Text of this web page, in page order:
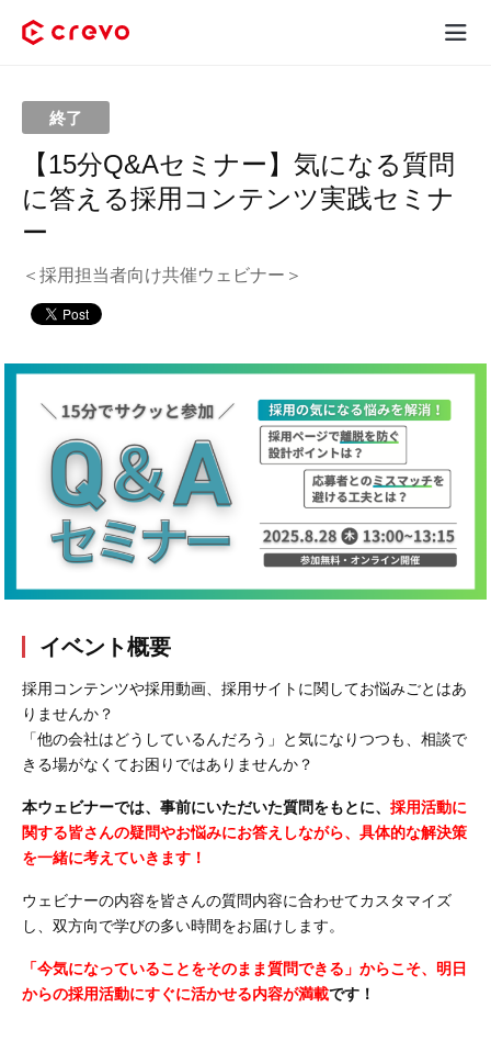
採用コンテンツ制作
サービス
制作実績
料金
お客様の声
お役立ち情報
会社概要
採用情報
- 動画に関するご相談はこちら -
お問合わせ・無料見積もり
資料ダウンロード
終了
【15分Q&Aセミナー】気になる質問
に答える採用コンテンツ実践セミナ
ー
＜採用担当者向け共催ウェビナー＞
イベント概要
採用コンテンツや採用動画、採用サイトに関してお悩みごとはあ
りませんか？
「他の会社はどうしているんだろう」と気になりつつも、相談で
きる場がなくてお困りではありませんか？
本ウェビナーでは、事前にいただいた質問をもとに、 採用活動に
関する皆さんの疑問やお悩みにお答えしながら、具体的な解決策
を一緒に考えていきます！
ウェビナーの内容を皆さんの質問内容に合わせてカスタマイズ
し、双方向で学びの多い時間をお届けします。
「今気になっていることをそのまま質問できる」からこそ、明日
からの採用活動にすぐに活かせる内容が満載です！